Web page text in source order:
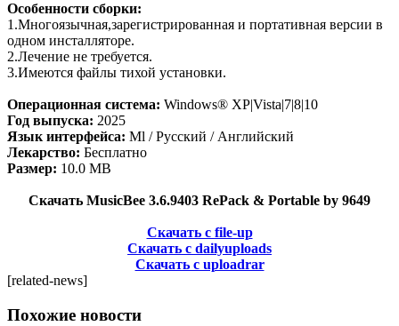
Особенности сборки:
1.Многоязычная,зарегистрированная и портативная версии в
одном инсталляторе.
2.Лечение не требуется.
3.Имеются файлы тихой установки.
Операционная система: Windows® XP|Vista|7|8|10
Год выпуска: 2025
Язык интерфейса: Ml / Русский / Английский
Лекарство: Бесплатно
Размер: 10.0 MB
Скачать MusicBee 3.6.9403 RePack & Portable by 9649
Скачать с file-up
Скачать с dailyuploads
Скачать с uploadrar
[related-news]
Похожие новости